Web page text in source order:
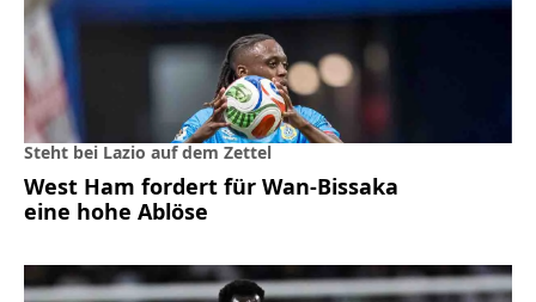
Steht bei Lazio auf dem Zettel
West Ham fordert für Wan-Bissaka
eine hohe Ablöse